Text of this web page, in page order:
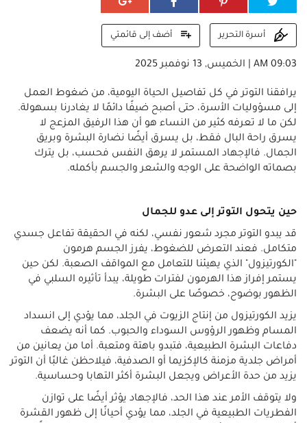
أسرة التحرير أضف إلى قائمتي
09:03 AM | الخميس, 13 نوفمبر 2025
يرافقنا التوتر في كل تفاصيل الحياة اليومية، من ضغوط العمل
إلى مسؤوليات الأسرة، حتى أصبح ضيفًا دائمًا لا يغادرنا بسهولة.
لكن ما لا تعرفه كثير من النساء هو أن هذا الرفيق المزعج لا
يسرق راحة البال فقط، بل يسرق أيضًا نضارة البشرة وبريق
الجمال. فالإجهاد المستمر لا يرهق النفس فحسب، بل يترك
بصماته الواضحة على الوجه والشعر والجسم بأكمله.
حين يتحول التوتر إلى عدو للجمال
قد يبدو التوتر مجرد شعور نفسي، لكنه في الحقيقة تفاعل جسدي
متكامل. فعند التعرض للضغوط، يفرز الجسم هرمون
"الكورتيزول" الذي يهيئنا للتعامل مع المواقف الصعبة. لكن حين
يستمر إفراز هذا الهرمون لفترات طويلة، يبدأ تأثيره السلبي في
الظهور بوضوح، خصوصًا على البشرة.
يزيد الكورتيزول من إنتاج الزيوت في الجلد، مما يؤدي إلى انسداد
المسام وظهور الرؤوس السوداء والحبوب. كما أنه يضعف
دفاعات البشرة الطبيعية، فتبدو باهتة ومتعبة. أما من يعانين من
أمراض جلدية مزمنة كالإكزيما أو الصدفية، فيلاحظن غالبًا أن التوتر
يزيد من حدة الأعراض ويجعل البشرة أكثر التهابا وحساسية.
ولا يتوقف الأمر عند هذا الحد، فالإجهاد يؤثر أيضًا على توازن
الفطريات الطبيعية في الجلد، مما يؤدي أحيانًا إلى ظهور القشرة